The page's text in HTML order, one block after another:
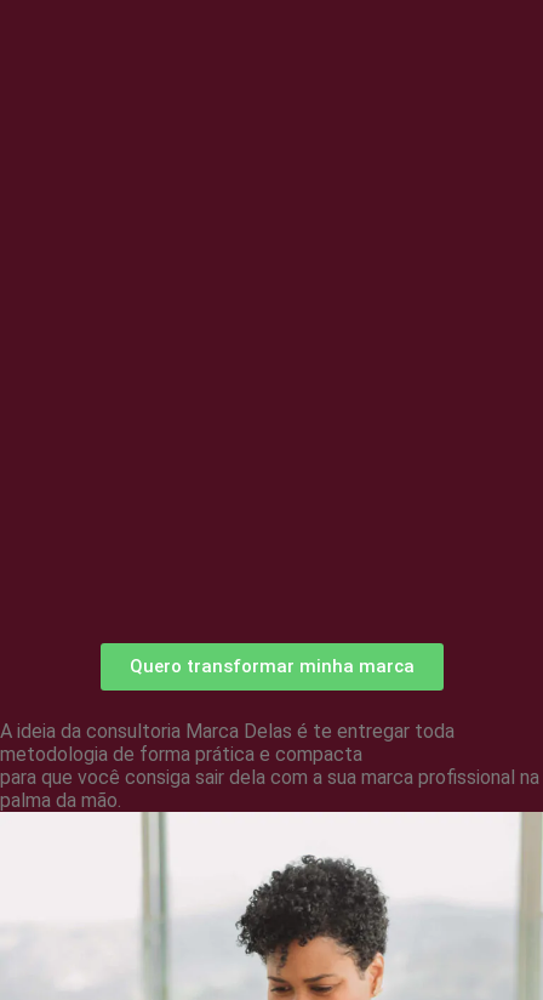
Quero transformar minha marca
A ideia da consultoria Marca Delas é te entregar toda
metodologia de forma prática e compacta
para que você consiga sair dela com a sua marca profissional na
palma da mão.